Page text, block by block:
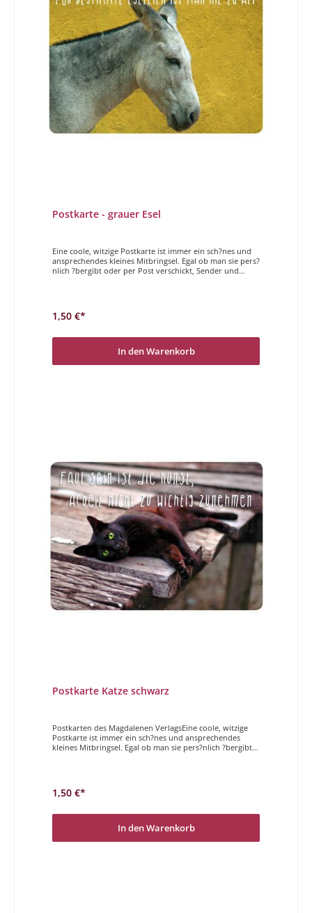
Postkarte - grauer Esel
Eine coole, witzige Postkarte ist immer ein sch?nes und
ansprechendes kleines Mitbringsel. Egal ob man sie pers?
nlich ?bergibt oder per Post verschickt, Sender und
nschen Ihnen viel Freude beim St?bern und ausw?hlen.
F?r bestimmte Eseleien ist man nie zu alt.
1,50 €*
In den Warenkorb
Postkarte Katze schwarz
Postkarten des Magdalenen VerlagsEine coole, witzige
Postkarte ist immer ein sch?nes und ansprechendes
kleines Mitbringsel. Egal ob man sie pers?nlich ?bergibt
Programm. Wir w?nschen Ihnen viel Freude beim St?
bern und ausw?hlen. Faul sein ist die Kunst, Arbeit nicht
1,50 €*
In den Warenkorb